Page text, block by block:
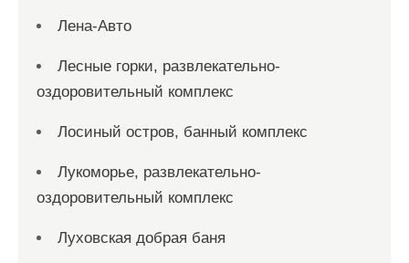
Лена-Авто
Лесные горки, развлекательно-
оздоровительный комплекс
Лосиный остров, банный комплекс
Лукоморье, развлекательно-
оздоровительный комплекс
Луховская добрая баня